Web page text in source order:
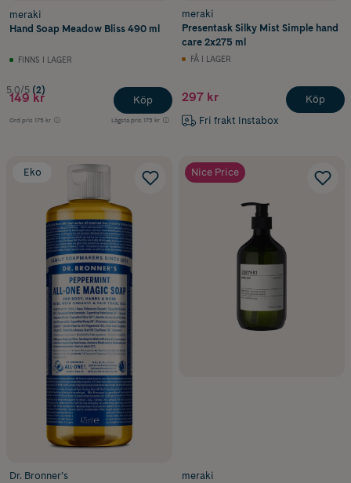
meraki
Hand Soap Meadow Bliss 490 ml
FINNS I LAGER
5.0/5 (2)
149 kr
Ord.pris 175 kr Lägsta pris 173 kr
Köp
meraki
Presentask Silky Mist Simple hand
care 2x275 ml
FÅ I LAGER
297 kr
Fri frakt Instabox
Köp
Eko
Dr. Bronner’s
Nice Price
meraki